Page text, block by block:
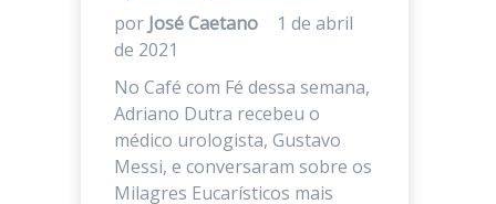
por José Caetano
1 de abril
de 2021
No Café com Fé dessa semana,
Adriano Dutra recebeu o
médico urologista, Gustavo
Messi, e conversaram sobre os
Milagres Eucarísticos mais